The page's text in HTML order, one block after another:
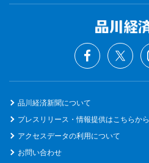
品川経済新聞について
プレスリリース・情報提供はこちらから
アクセスデータの利用について
お問い合わせ